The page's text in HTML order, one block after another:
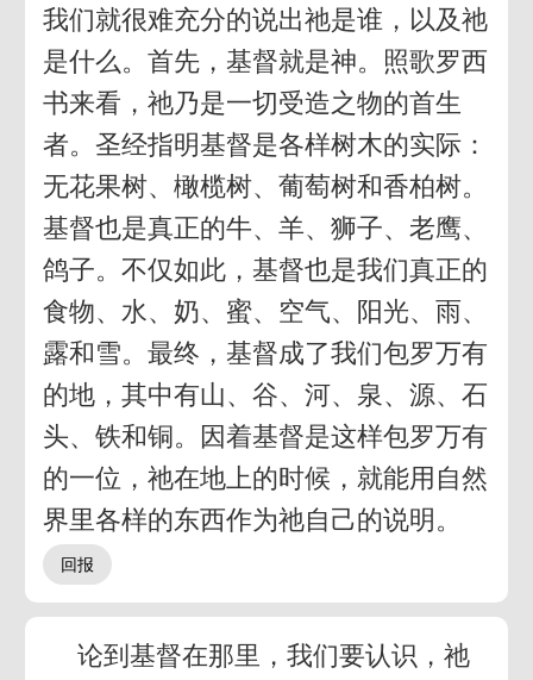
我们就很难充分的说出祂是谁，以及祂
是什么。首先，基督就是神。照歌罗西
书来看，祂乃是一切受造之物的首生
者。圣经指明基督是各样树木的实际：
无花果树、橄榄树、葡萄树和香柏树。
基督也是真正的牛、羊、狮子、老鹰、
鸽子。不仅如此，基督也是我们真正的
食物、水、奶、蜜、空气、阳光、雨、
露和雪。最终，基督成了我们包罗万有
的地，其中有山、谷、河、泉、源、石
头、铁和铜。因着基督是这样包罗万有
的一位，祂在地上的时候，就能用自然
界里各样的东西作为祂自己的说明。
论到基督在那里，我们要认识，祂